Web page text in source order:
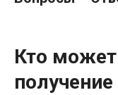
Кто может